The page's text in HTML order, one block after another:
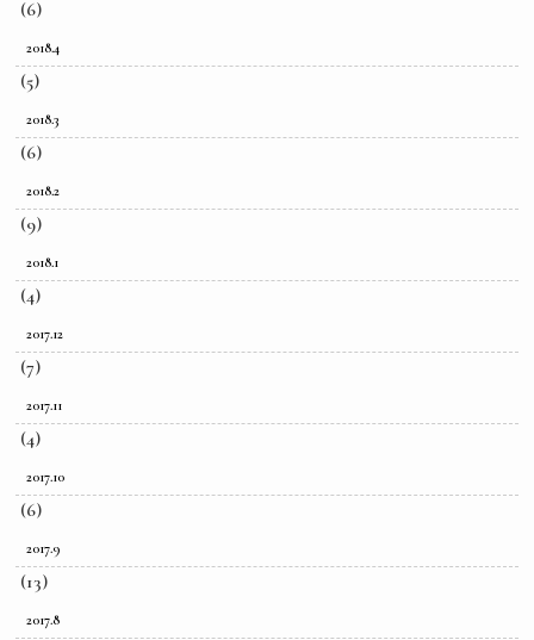
(6)
2018.4
(5)
2018.3
(6)
2018.2
(9)
2018.1
(4)
2017.12
(7)
2017.11
(4)
2017.10
(6)
2017.9
(13)
2017.8